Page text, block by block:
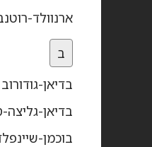
ארנוולד-
ב
בדיאן-גודורוב
בדיאן-
בוכמן-